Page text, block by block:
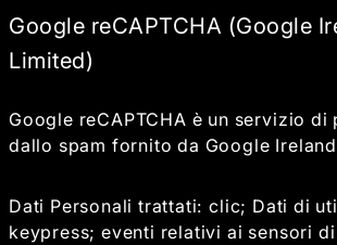
Google reCAPTCHA (Google
Limited)
Google reCAPTCHA è un servizio di
dallo spam fornito da Google
Dati Personali trattati: clic; Dati di
keypress; eventi relativi ai sensori